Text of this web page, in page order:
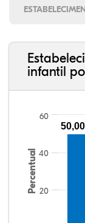
infantil
Percentual 20
40
60